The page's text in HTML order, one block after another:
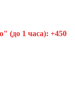
(до 1 часа): +450